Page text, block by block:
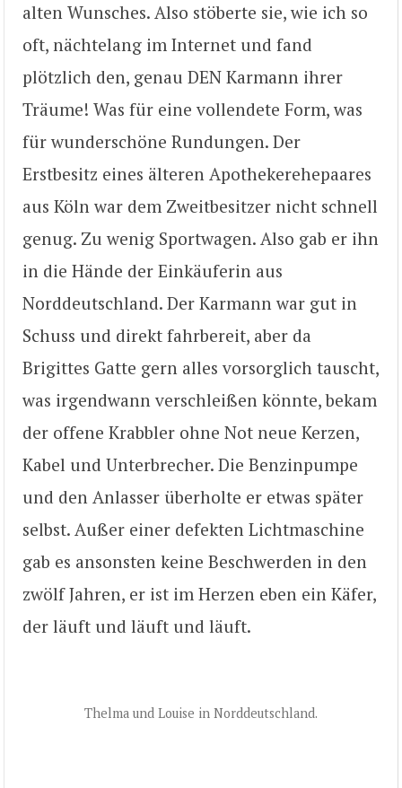
alten Wunsches. Also stöberte sie, wie ich so
oft, nächtelang im Internet und fand
plötzlich den, genau DEN Karmann ihrer
Träume! Was für eine vollendete Form, was
für wunderschöne Rundungen. Der
Erstbesitz eines älteren Apothekerehepaares
aus Köln war dem Zweitbesitzer nicht schnell
genug. Zu wenig Sportwagen. Also gab er ihn
in die Hände der Einkäuferin aus
Norddeutschland. Der Karmann war gut in
Schuss und direkt fahrbereit, aber da
Brigittes Gatte gern alles vorsorglich tauscht,
was irgendwann verschleißen könnte, bekam
der offene Krabbler ohne Not neue Kerzen,
Kabel und Unterbrecher. Die Benzinpumpe
und den Anlasser überholte er etwas später
selbst. Außer einer defekten Lichtmaschine
gab es ansonsten keine Beschwerden in den
zwölf Jahren, er ist im Herzen eben ein Käfer,
der läuft und läuft und läuft.
Thelma und Louise in Norddeutschland.